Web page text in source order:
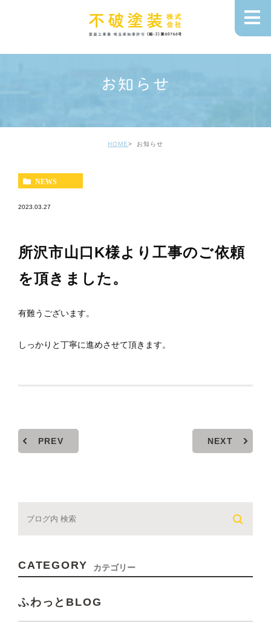
お知らせ
HOME お知らせ
NEWS
2023.03.27
所沢市山口K様より工事のご依頼
を頂きました。
有難うございます。
しっかりと丁寧に進めさせて頂きます。
PREV NEXT
CATEGORY カテゴリー
ふわっとBLOG